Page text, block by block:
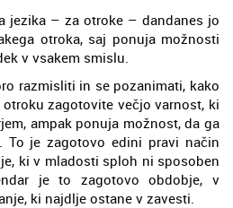
jezika – za otroke – dandanes jo
otroka, saj ponuja možnosti
v vsakem smislu.
razmisliti in se pozanimati, kako
zagotovite večjo varnost, ki
ampak ponuja možnost, da ga
To je zagotovo edini pravi način
ki v mladosti sploh ni sposoben
je to zagotovo obdobje, v
ki najdlje ostane v zavesti.